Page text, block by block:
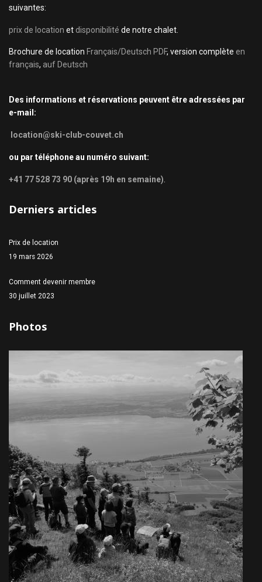
suivantes:
prix de location et disponibilité de notre chalet.
Brochure de location Français/Deutsch PDF, version complète en
français, auf Deutsch
Des informations et réservations peuvent être adressées par
e-mail:
location@ski-club-couvet.ch
ou par téléphone au numéro suivant:
+41 77 528 73 90 (après 19h en semaine)
Derniers articles
Prix de location
19 mars 2026
Comment devenir membre
30 juillet 2023
Photos